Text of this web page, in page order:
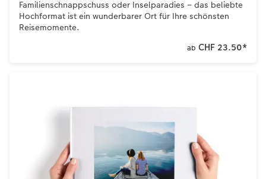
Familienschnappschuss oder Inselparadies – das beliebte
Hochformat ist ein wunderbarer Ort für Ihre schönsten
Reisemomente.
ab CHF 23.50*